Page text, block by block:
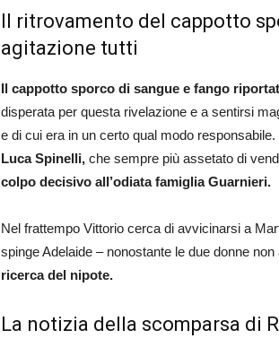
Il ritrovamento del cappotto
agitazione tutti
Il cappotto sporco di sangue e fango
disperata per questa rivelazione e a sentirsi
e di cui era in un certo qual modo
Luca Spinelli, che sempre più assetato di
colpo decisivo all’odiata famiglia Guarnieri.
Nel frattempo Vittorio cerca di avvicinarsi a
spinge Adelaide – nonostante le due donne
ricerca del nipote.
La notizia della scomparsa di